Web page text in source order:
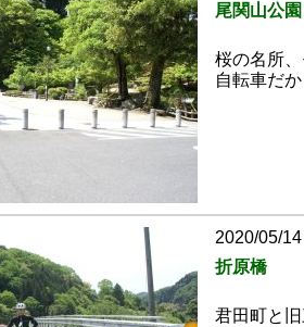
尾関山公園
桜の名所
自転車だ
2020/05/
折原橋
君田町と